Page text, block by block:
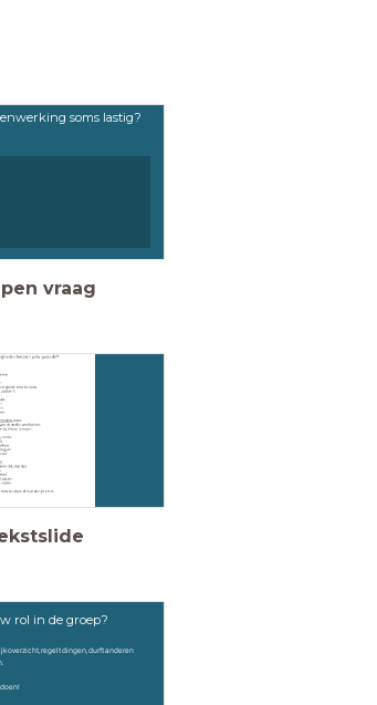
soms lastig?
vraag
rol in de groep?
overzicht, regelt dingen, durft anderen